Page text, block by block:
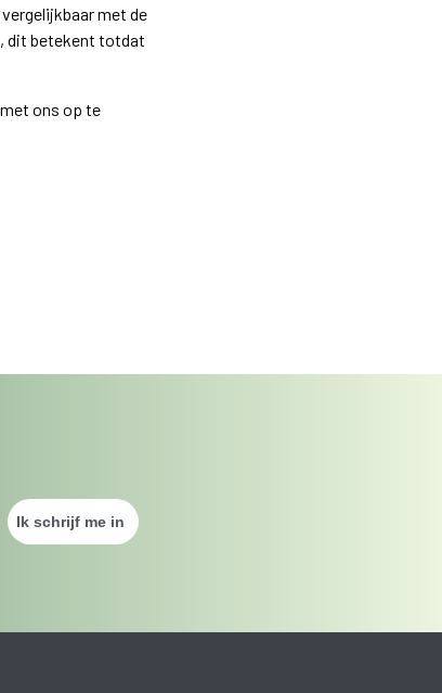
met de
dit betekent totdat
ons op te